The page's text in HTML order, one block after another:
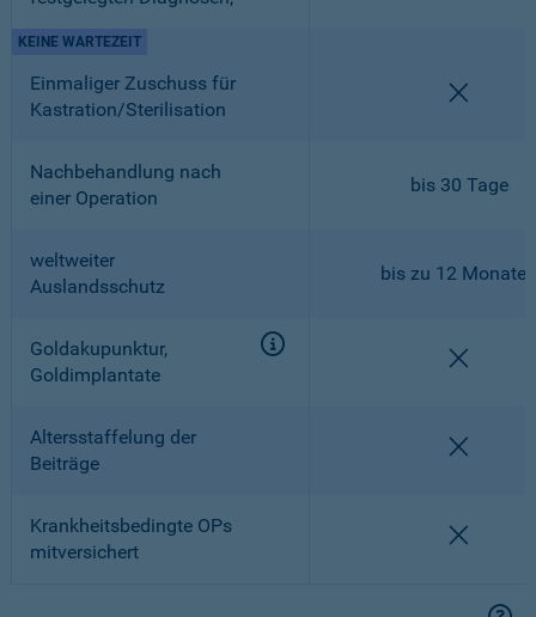
Einmaliger Zuschuss für
Kastration/Sterilisation
KEINE WARTEZEIT
Nachbehandlung nach
einer Operation
bis 30 Tage
weltweiter
Auslandsschutz
bis zu 12 Monaten
Goldakupunktur,
Goldimplantate
Altersstaffelung der
Beiträge
Krankheitsbedingte OPs
mitversichert